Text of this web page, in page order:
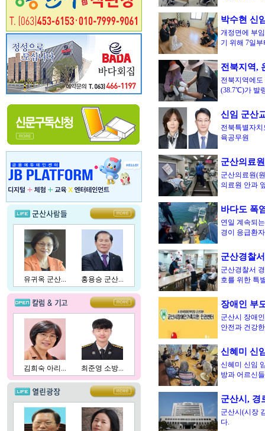
유귀옥 군산... 홍용승 군산...
김희숙 아리... 최준영 소방...
박수현 신
개정면에 부
기 위해 7일
전북지역,
전북지역에
(38.7℃)가 발
신임 군산
전북특별자치
육공무원
군산의료
군산의료원(
의료원 안과
바다도 폭
연일 계속되
경이 응급환
군산경찰
군산경찰서
호를 위한 특
장애인 부
군산시 장애
안전과 건강
신혜미 신
신혜미 신임
방과 어르신
군산시, 경
군산시(시장
다.